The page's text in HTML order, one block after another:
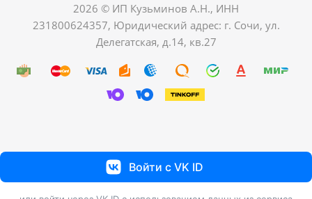
2026 © ИП Кузьминов А.Н., ИНН
231800624357, Юридический адрес: г. Сочи, ул.
Делегатская, д.14, кв.27
Войти с VK ID